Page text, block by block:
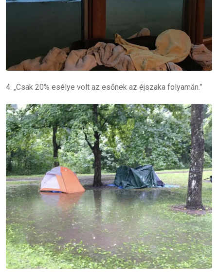
4. „Csak 20% esélye volt az esőnek az éjszaka folyamán.”